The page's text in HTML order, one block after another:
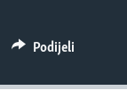
Podijeli